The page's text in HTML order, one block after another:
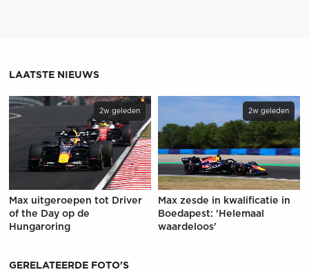
LAATSTE NIEUWS
2w geleden
Max uitgeroepen tot Driver
of the Day op de
Hungaroring
2w geleden
Max zesde in kwalificatie in
Boedapest: 'Helemaal
waardeloos'
GERELATEERDE FOTO'S